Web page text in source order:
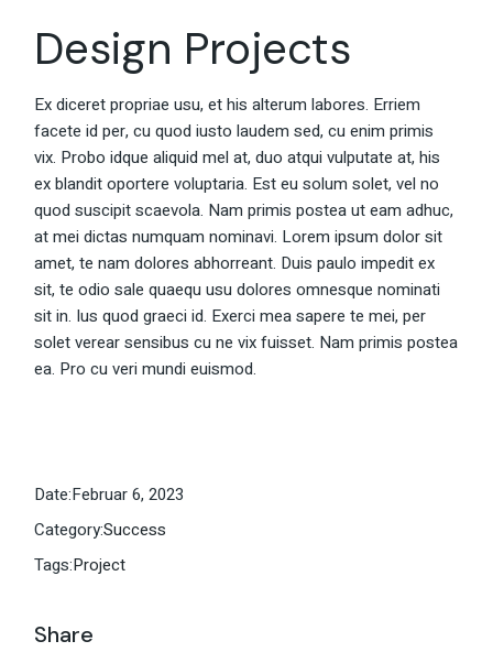
Design Projects
Ex diceret propriae usu, et his alterum labores. Erriem
facete id per, cu quod iusto laudem sed, cu enim primis
vix. Probo idque aliquid mel at, duo atqui vulputate at, his
ex blandit oportere voluptaria. Est eu solum solet, vel no
quod suscipit scaevola. Nam primis postea ut eam adhuc,
at mei dictas numquam nominavi. Lorem ipsum dolor sit
amet, te nam dolores abhorreant. Duis paulo impedit ex
sit, te odio sale quaequ usu dolores omnesque nominati
sit in. Ius quod graeci id. Exerci mea sapere te mei, per
solet verear sensibus cu ne vix fuisset. Nam primis postea
ea. Pro cu veri mundi euismod.
Date:Februar 6, 2023
Category:Success
Tags:Project
Share